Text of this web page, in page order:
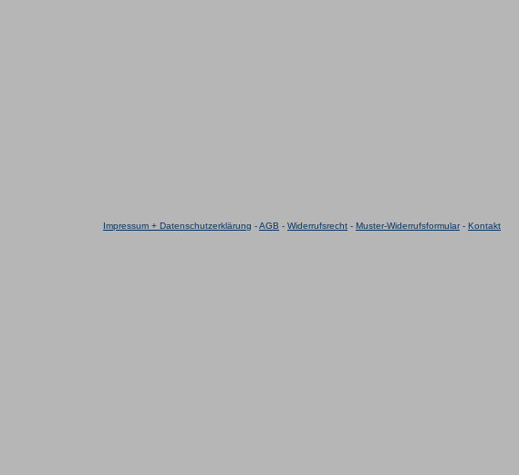
Impressum + Datenschutzerklärung -AGB - Widerrufsrecht - Muster-Widerrufsformular- Kontakt